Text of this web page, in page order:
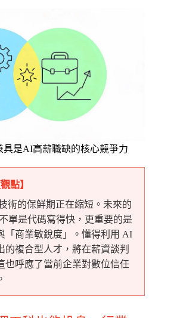
具是AI高薪職缺的核心競爭力
點】
術的保鮮期正在縮短。未來的
單是代碼寫得快，更重要的是
「商業敏銳度」。懂得利用 AI
的複合型人才，將在薪資談判
也呼應了當前企業對數位信任